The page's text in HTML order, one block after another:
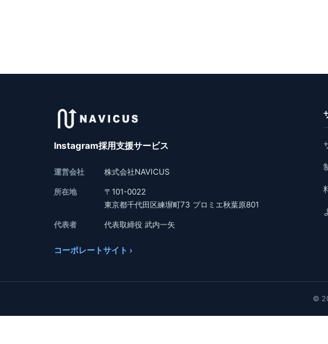
Instagram採用支援サービス
運営会社 株式会社NAVICUS
所在地
〒101-0022
東京都千代田区練塀町73 プロミエ秋葉原801
代表者 代表取締役 武内一矢
コーポレートサイト ›
©